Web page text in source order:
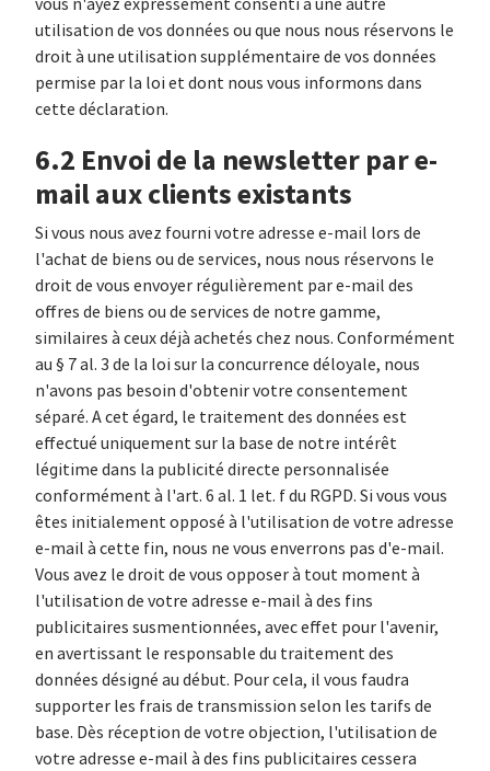
vous n'ayez expressément consenti à une autre
utilisation de vos données ou que nous nous réservons le
droit à une utilisation supplémentaire de vos données
permise par la loi et dont nous vous informons dans
cette déclaration.
6.2 Envoi de la newsletter par e-
mail aux clients existants
Si vous nous avez fourni votre adresse e-mail lors de
l'achat de biens ou de services, nous nous réservons le
droit de vous envoyer régulièrement par e-mail des
offres de biens ou de services de notre gamme,
similaires à ceux déjà achetés chez nous. Conformément
au § 7 al. 3 de la loi sur la concurrence déloyale, nous
n'avons pas besoin d'obtenir votre consentement
séparé. A cet égard, le traitement des données est
effectué uniquement sur la base de notre intérêt
légitime dans la publicité directe personnalisée
conformément à l'art. 6 al. 1 let. f du RGPD. Si vous vous
êtes initialement opposé à l'utilisation de votre adresse
e-mail à cette fin, nous ne vous enverrons pas d'e-mail.
Vous avez le droit de vous opposer à tout moment à
l'utilisation de votre adresse e-mail à des fins
publicitaires susmentionnées, avec effet pour l'avenir,
en avertissant le responsable du traitement des
données désigné au début. Pour cela, il vous faudra
supporter les frais de transmission selon les tarifs de
base. Dès réception de votre objection, l'utilisation de
votre adresse e-mail à des fins publicitaires cessera